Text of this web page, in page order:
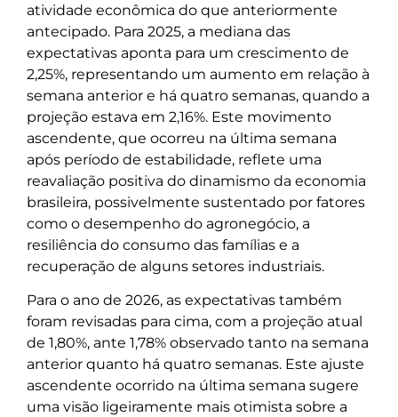
atividade econômica do que anteriormente
antecipado. Para 2025, a mediana das
expectativas aponta para um crescimento de
2,25%, representando um aumento em relação à
semana anterior e há quatro semanas, quando a
projeção estava em 2,16%. Este movimento
ascendente, que ocorreu na última semana
após período de estabilidade, reflete uma
reavaliação positiva do dinamismo da economia
brasileira, possivelmente sustentado por fatores
como o desempenho do agronegócio, a
resiliência do consumo das famílias e a
recuperação de alguns setores industriais.
Para o ano de 2026, as expectativas também
foram revisadas para cima, com a projeção atual
de 1,80%, ante 1,78% observado tanto na semana
anterior quanto há quatro semanas. Este ajuste
ascendente ocorrido na última semana sugere
uma visão ligeiramente mais otimista sobre a